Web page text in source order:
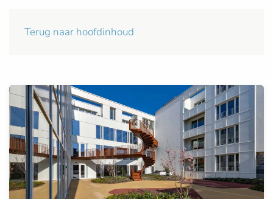
Terug naar hoofdinhoud